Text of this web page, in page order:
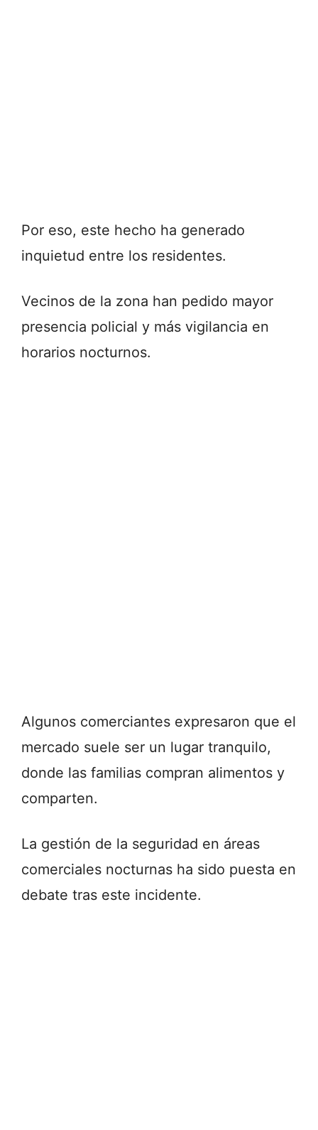
Por eso, este hecho ha generado
inquietud entre los residentes.
Vecinos de la zona han pedido mayor
presencia policial y más vigilancia en
horarios nocturnos.
Algunos comerciantes expresaron que el
mercado suele ser un lugar tranquilo,
donde las familias compran alimentos y
comparten.
La gestión de la seguridad en áreas
comerciales nocturnas ha sido puesta en
debate tras este incidente.